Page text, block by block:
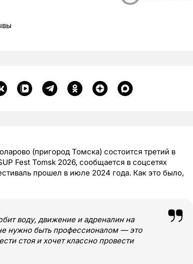
(пригород Томска) состоится третий в
Fest Tomsk 2026, сообщается в соцсетях
прошел в июле 2024 года. Как это было,
воду, движение и адреналин на
нужно быть профессионалом — это
стоя и хочет классно провести